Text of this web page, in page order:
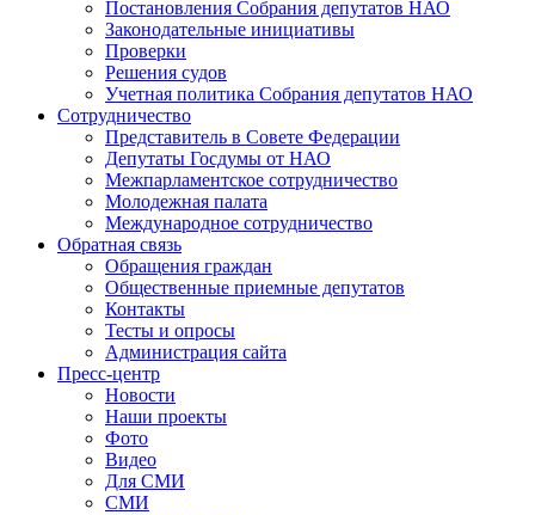
Постановления Собрания депутатов НАО
Законодательные инициативы
Проверки
Решения судов
Учетная политика Собрания депутатов НАО
Сотрудничество
Представитель в Совете Федерации
Депутаты Госдумы от НАО
Межпарламентское сотрудничество
Молодежная палата
Международное сотрудничество
Обратная cвязь
Обращения граждан
Общественные приемные депутатов
Контакты
Тесты и опросы
Администрация сайта
Пресс-центр
Новости
Наши проекты
Фото
Видео
Для СМИ
СМИ